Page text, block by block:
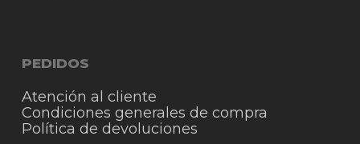
PEDIDOS
Atención al cliente
Condiciones generales de compra
Política de devoluciones